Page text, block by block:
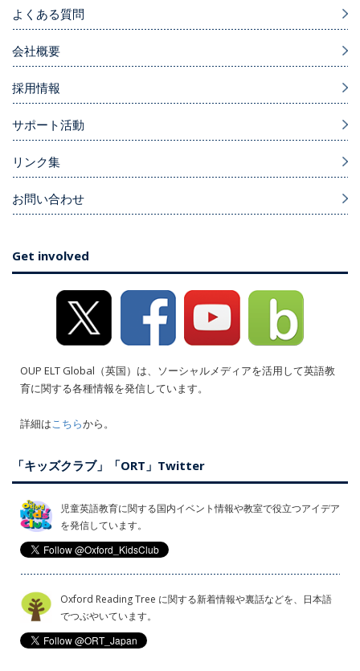
よくある質問
会社概要
採用情報
サポート活動
リンク集
お問い合わせ
Get involved
OUP ELT Global（英国）は、ソーシャルメディアを活用して英語教
育に関する各種情報を発信しています。
詳細はこちらから。
「キッズクラブ」「ORT」Twitter
児童英語教育に関する国内イベント情報や教室で役立つアイデア
を発信しています。
Oxford Reading Tree に関する新着情報や裏話などを、日本語
でつぶやいています。